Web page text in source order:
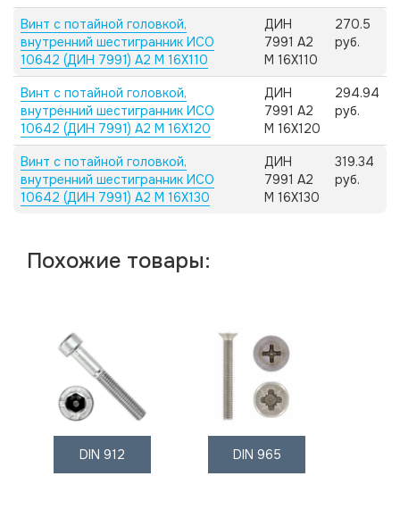
Винт с потайной головкой,
внутренний шестигранник ИСО
10642 (ДИН 7991) А2 M 16X110
ДИН
7991 А2
M 16X110
270.5
руб.
Винт с потайной головкой,
внутренний шестигранник ИСО
10642 (ДИН 7991) А2 M 16X120
ДИН
7991 А2
M 16X120
294.94
руб.
Винт с потайной головкой,
внутренний шестигранник ИСО
10642 (ДИН 7991) А2 M 16X130
ДИН
7991 А2
M 16X130
319.34
руб.
Похожие товары:
DIN 912 DIN 965